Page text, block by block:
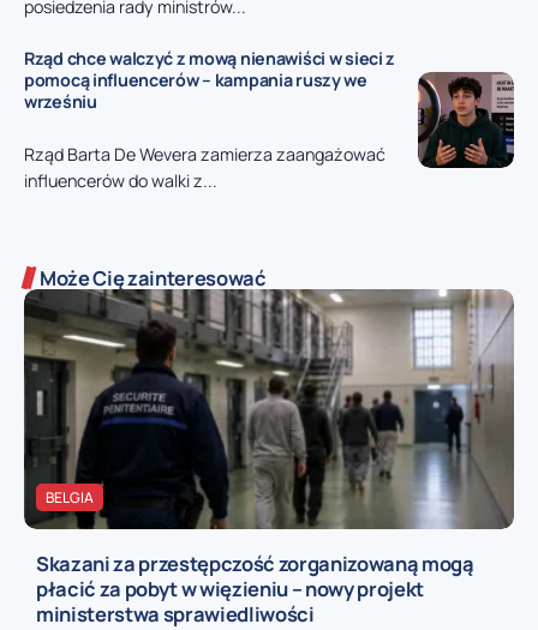
posiedzenia rady ministrów...
Rząd chce walczyć z mową nienawiści w sieci z
pomocą influencerów – kampania ruszy we
wrześniu
Rząd Barta De Wevera zamierza zaangażować
influencerów do walki z...
Może Cię zainteresować
BELGIA
Skazani za przestępczość zorganizowaną mogą
płacić za pobyt w więzieniu – nowy projekt
ministerstwa sprawiedliwości